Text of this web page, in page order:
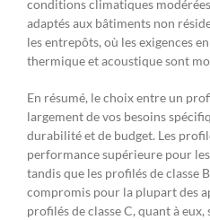
conditions climatiques
adaptés aux bâtiments non
les entrepôts, où les exigences
thermique et acoustique sont
En résumé, le choix entre un
largement de vos besoins
durabilité et de budget. Les
performance supérieure pour
tandis que les profilés de classe
compromis pour la plupart des
profilés de classe C, quant à